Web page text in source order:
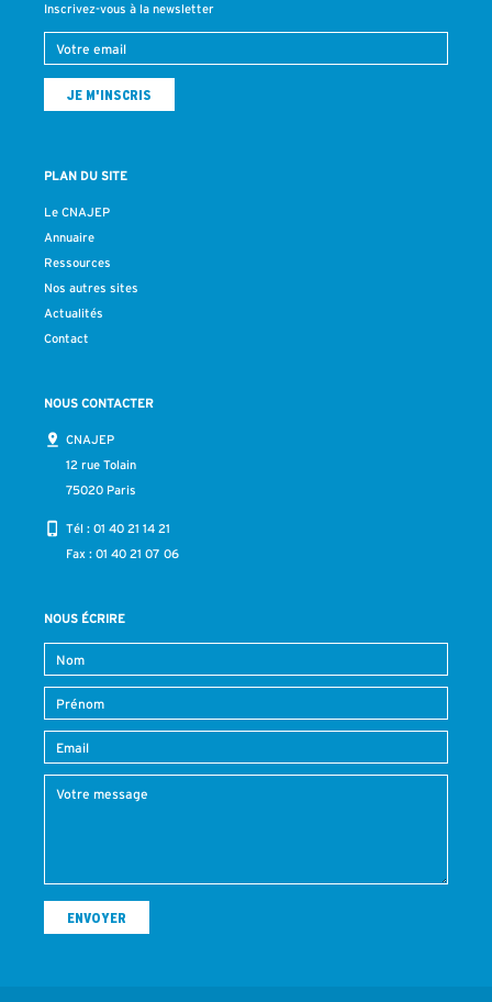
Inscrivez-vous à la newsletter
PLAN DU SITE
Le CNAJEP
Annuaire
Ressources
Nos autres sites
Actualités
Contact
NOUS CONTACTER
CNAJEP
12 rue Tolain
75020 Paris
Tél : 01 40 21 14 21
Fax : 01 40 21 07 06
NOUS ÉCRIRE